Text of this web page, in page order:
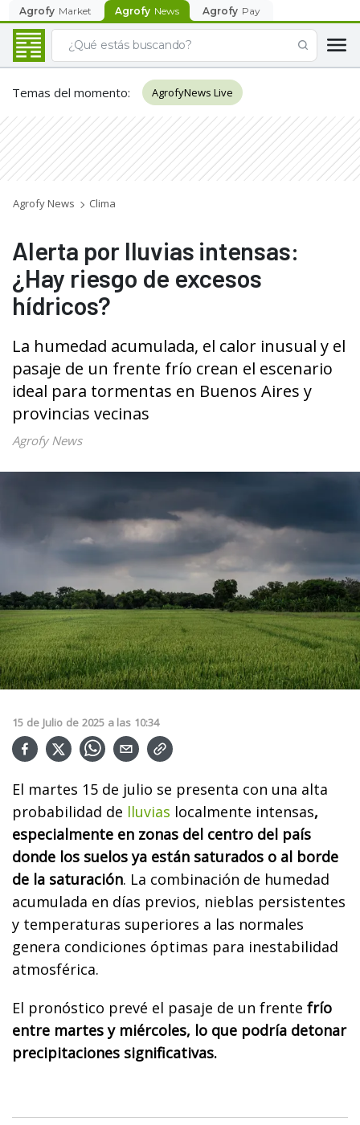
Agrofy Market Agrofy News Agrofy Pay
Temas del momento: AgrofyNews Live
Agrofy News Clima
Alerta por lluvias intensas:
¿Hay riesgo de excesos
hídricos?
La humedad acumulada, el calor inusual y el
pasaje de un frente frío crean el escenario
ideal para tormentas en Buenos Aires y
provincias vecinas
Agrofy News
15 de Julio de 2025 a las 10:34
El martes 15 de julio se presenta con una alta
probabilidad de lluvias localmente intensas,
especialmente en zonas del centro del país
donde los suelos ya están saturados o al borde
de la saturación. La combinación de humedad
acumulada en días previos, nieblas persistentes
y temperaturas superiores a las normales
genera condiciones óptimas para inestabilidad
atmosférica.
El pronóstico prevé el pasaje de un frente frío
entre martes y miércoles, lo que podría detonar
precipitaciones significativas.